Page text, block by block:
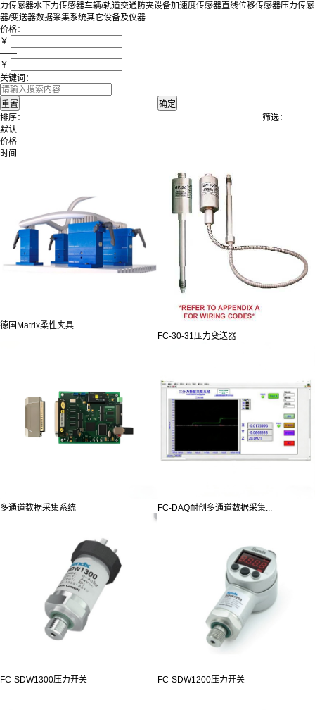
力传感器水下力传感器车辆/轨道交通防夹设备加速度传感器直线位移传感器压力传感
器/变送器数据采集系统其它设备及仪器
价格：
￥
——
￥
关键词：
排序：
默认
价格
时间
筛选：
德国Matrix柔性夹具
FC-30-31压力变送器
多通道数据采集系统 FC-DAQ耐创多通道数据采集...
FC-SDW1300压力开关 FC-SDW1200压力开关